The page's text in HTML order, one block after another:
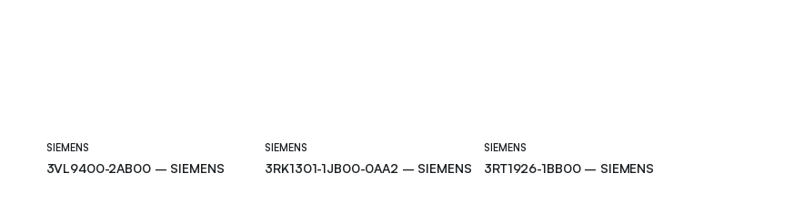
SIEMENS
3VL9400-2AB00 – SIEMENS
SIEMENS
3RK1301-1JB00-0AA2 – SIEMENS
SIEMENS
3RT1926-1BB00 – SIEMENS